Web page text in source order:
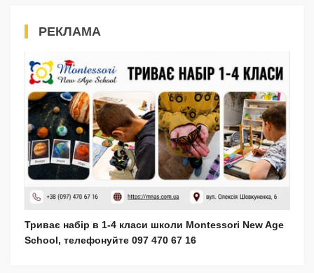
РЕКЛАМА
Триває набір в 1-4 класи школи Montessori New Age
School, телефонуйте 097 470 67 16